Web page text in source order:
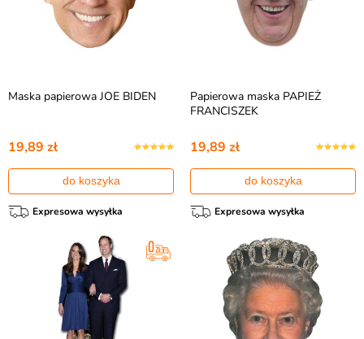
Maska papierowa JOE BIDEN
19,89 zł
do koszyka
Expresowa wysyłka
Papierowa maska PAPIEŻ
FRANCISZEK
19,89 zł
do koszyka
Expresowa wysyłka